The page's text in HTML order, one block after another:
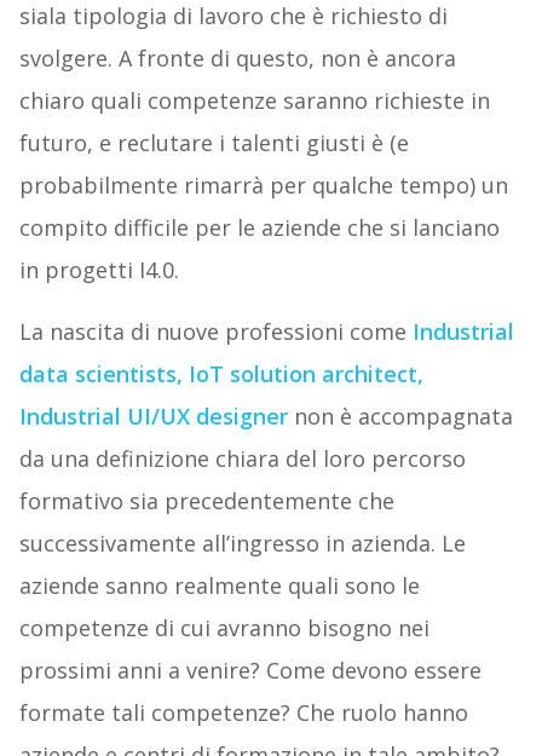
siala tipologia di lavoro che è richiesto di
svolgere. A fronte di questo, non è ancora
chiaro quali competenze saranno richieste in
futuro, e reclutare i talenti giusti è (e
probabilmente rimarrà per qualche tempo) un
compito difficile per le aziende che si lanciano
in progetti I4.0.
La nascita di nuove professioni come Industrial
data scientists, IoT solution architect,
Industrial UI/UX designernon è accompagnata
da una definizione chiara del loro percorso
formativo sia precedentemente che
successivamente all’ingresso in azienda. Le
aziende sanno realmente quali sono le
competenze di cui avranno bisogno nei
prossimi anni a venire? Come devono essere
formate tali competenze? Che ruolo hanno